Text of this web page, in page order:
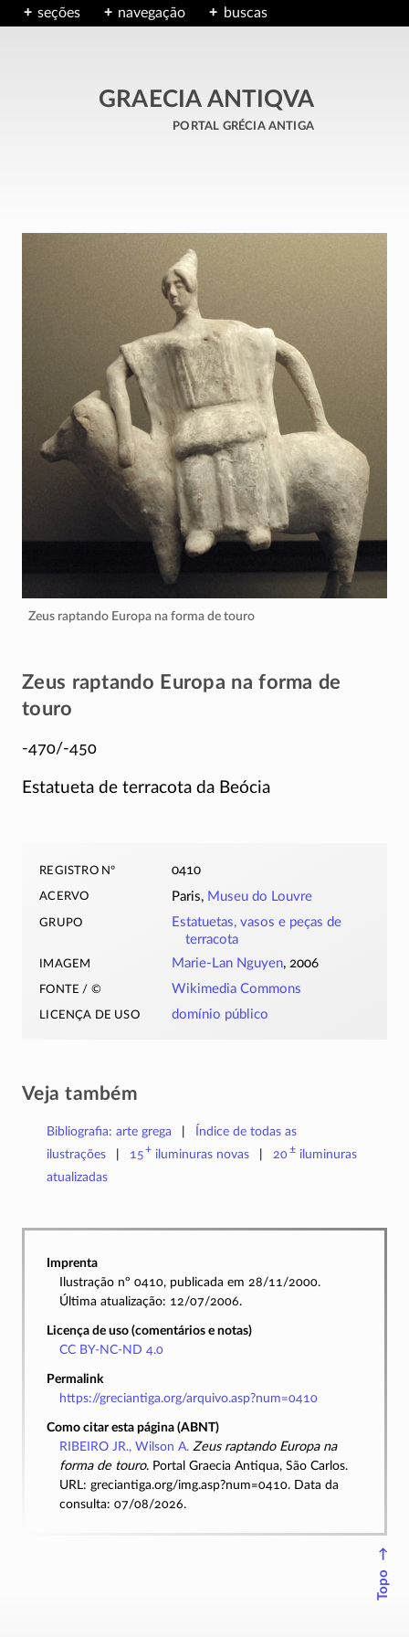
seções navegação buscas
GRAECIA ANTIQVA
portal grécia antiga
Zeus raptando Europa na forma de touro
Zeus raptando Europa na forma de
touro
-470/-450
Estatueta de terracota da Beócia
registro nº 0410
acervo Paris, Museu do Louvre
grupo
Estatuetas, vasos e peças de
terracota
imagem Marie-Lan Nguyen, 2006
fonte / © Wikimedia Commons
licença de uso domínio público
Veja também
Bibliografia: arte grega
Índice de todas as
ilustrações
15+ iluminuras novas 20±iluminuras
atualizadas
Imprenta
Ilustração nº 0410, publicada em 28/11/2000.
Última atualização: 12/07/2006.
Licença de uso (comentários e notas)
CC BY-NC-ND 4.0
Permalink
https://greciantiga.org/arquivo.asp?num=0410
Como citar esta página (ABNT)
RIBEIRO JR., Wilson A. Zeus raptando Europa na
forma de touro. Portal Graecia Antiqua, São Carlos.
URL: greciantiga.org/img.asp?num=0410. Data da
consulta: 07/08/2026.
↑
Topo